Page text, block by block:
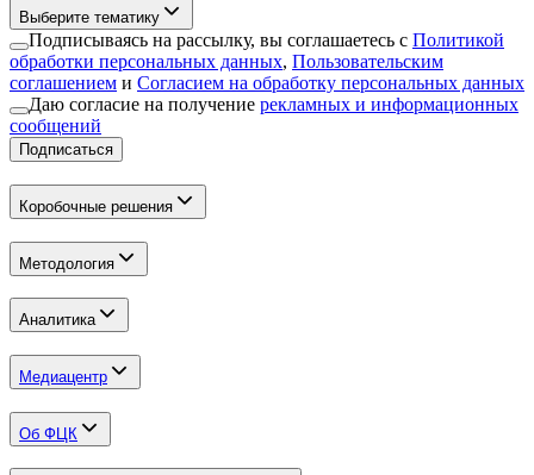
Выберите тематику
Подписываясь на рассылку, вы соглашаетесь с Политикой
обработки персональных данных, Пользовательским
соглашением и Согласием на обработку персональных данных
Даю согласие на получение рекламных и информационных
сообщений
Подписаться
Коробочные решения
Методология
Аналитика
Медиацентр
Об ФЦК